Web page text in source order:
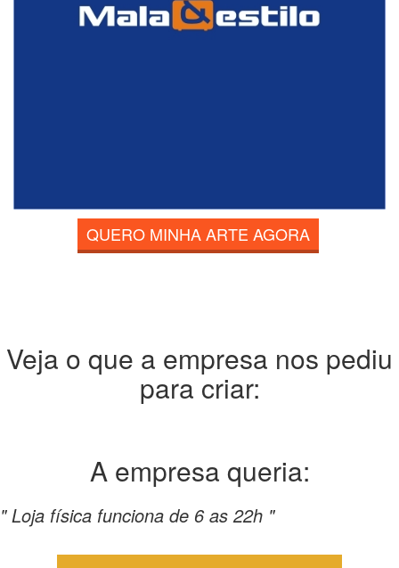
QUERO MINHA ARTE AGORA
Veja o que a empresa nos pediu
para criar:
A empresa queria:
" Loja física funciona de 6 as 22h "